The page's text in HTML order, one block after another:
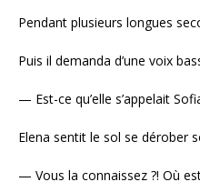
Pendant plusieurs longues
Puis il demanda d’une voix
— Est-ce qu’elle s’appelait
Elena sentit le sol se dérober
— Vous la connaissez ?! Où